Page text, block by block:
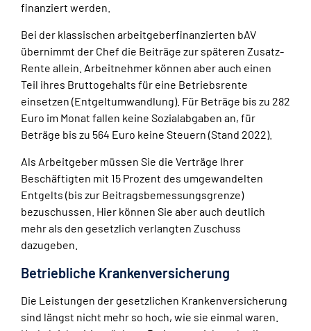
finanziert werden.
Bei der klassischen arbeitgeberfinanzierten bAV
übernimmt der Chef die Beiträge zur späteren Zusatz-
Rente allein. Arbeitnehmer können aber auch einen
Teil ihres Bruttogehalts für eine Betriebsrente
einsetzen (Entgeltumwandlung). Für Beträge bis zu 282
Euro im Monat fallen keine Sozialabgaben an, für
Beträge bis zu 564 Euro keine Steuern (Stand 2022).
Als Arbeitgeber müssen Sie die Verträge Ihrer
Beschäftigten mit 15 Prozent des umgewandelten
Entgelts (bis zur Beitragsbemessungsgrenze)
bezuschussen. Hier können Sie aber auch deutlich
mehr als den gesetzlich verlangten Zuschuss
dazugeben.
Betriebliche Krankenversicherung
Die Leistungen der gesetzlichen Krankenversicherung
sind längst nicht mehr so hoch, wie sie einmal waren.